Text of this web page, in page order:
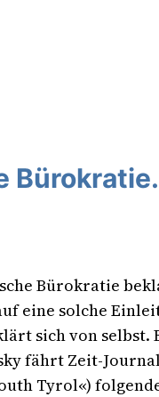
Bürokratie.
Bürokratie
eine solche
sich von selbst.
fährt Zeit-
Tyrol«)